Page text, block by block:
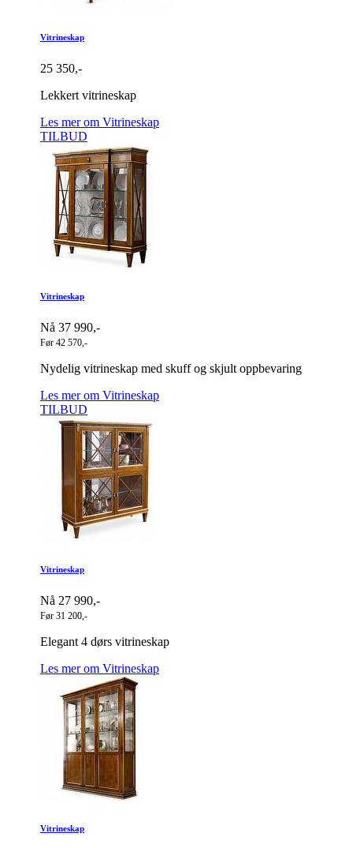
Vitrineskap
25 350,-
Lekkert vitrineskap
Les mer om Vitrineskap
TILBUD
Vitrineskap
Nå 37 990,-
Før 42 570,-
Nydelig vitrineskap med skuff og skjult oppbevaring
Les mer om Vitrineskap
TILBUD
Vitrineskap
Nå 27 990,-
Før 31 200,-
Elegant 4 dørs vitrineskap
Les mer om Vitrineskap
Vitrineskap